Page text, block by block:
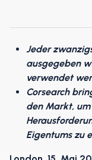
Jeder
ausgegeben
verwendet
Corsearch
den Markt,
Eigentums zu